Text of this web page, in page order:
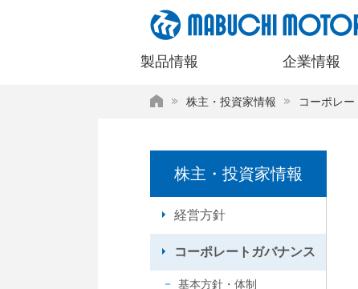
製品情報 企業情報
HOME株主・投資家情報 コーポレ
株主・投資家情報
経営方針
コーポレートガバナンス
基本方針・体制